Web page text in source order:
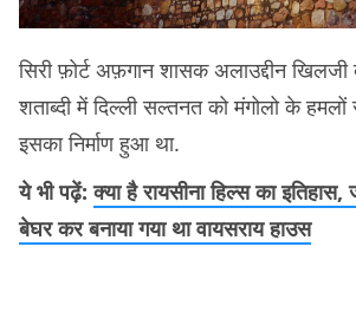
सिरी फ़ोर्ट अफ़गान शासक अलाउद्दीन खिलजी
शताब्दी में दिल्ली सल्तनत को मंगोलो के
इसका निर्माण हुआ था.
ये भी पढ़ें:क्या है रायसीना हिल्स का
बेघर कर बनाया गया था वायसराय हाउस